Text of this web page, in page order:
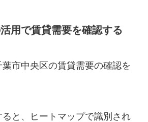
用で賃貸需要を確認する
市中央区の賃貸需要の確認を
ると、ヒートマップで識別され